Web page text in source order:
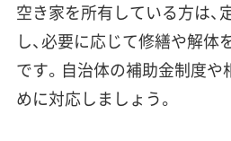
空き家を所有している方は、
し、必要に応じて修繕や解
です。自治体の補助金制度や
めに対応しましょう。